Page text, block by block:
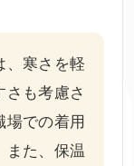
、寒さを軽
も考慮さ
での着用
また、保温